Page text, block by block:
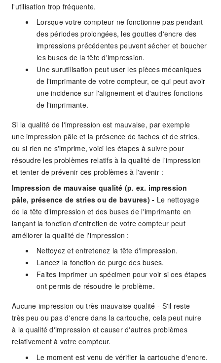
l'utilisation trop fréquente.
Lorsque votre compteur ne fonctionne pas pendant
des périodes prolongées, les gouttes d'encre des
impressions précédentes peuvent sécher et boucher
les buses de la tête d'impression.
Une surutilisation peut user les pièces mécaniques
de l'imprimante de votre compteur, ce qui peut avoir
une incidence sur l'alignement et d'autres fonctions
de l'imprimante.
Si la qualité de l'impression est mauvaise, par exemple
une impression pâle et la présence de taches et de stries,
ou si rien ne s'imprime, voici les étapes à suivre pour
résoudre les problèmes relatifs à la qualité de l'impression
et tenter de prévenir ces problèmes à l'avenir :
Impression de mauvaise qualité (p. ex. impression
pâle, présence de stries ou de bavures) - Le nettoyage
de la tête d'impression et des buses de l'imprimante en
lançant la fonction d'entretien de votre compteur peut
améliorer la qualité de l'impression :
Nettoyez et entretenez la tête d'impression.
Lancez la fonction de purge des buses.
Faites imprimer un spécimen pour voir si ces étapes
ont permis de résoudre le problème.
Aucune impression ou très mauvaise qualité - S'il reste
très peu ou pas d'encre dans la cartouche, cela peut nuire
à la qualité d'impression et causer d'autres problèmes
relativement à votre compteur.
Le moment est venu de vérifier la cartouche d'encre.